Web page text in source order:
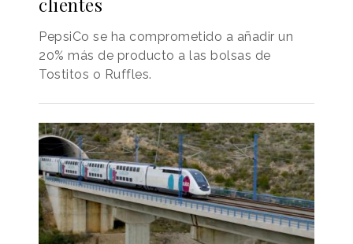
clientes
PepsiCo se ha comprometido a añadir un
20% más de producto a las bolsas de
Tostitos o Ruffles.